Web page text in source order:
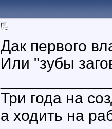
Дак первого
Или "зубы
Три года на
а ходить на